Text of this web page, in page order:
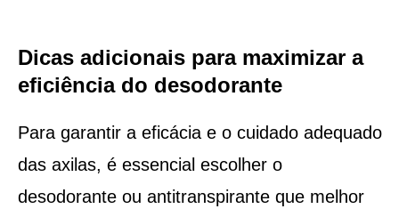
Dicas adicionais para maximizar a
eficiência do desodorante
Para garantir a eficácia e o cuidado adequado
das axilas, é essencial escolher o
desodorante ou antitranspirante que melhor